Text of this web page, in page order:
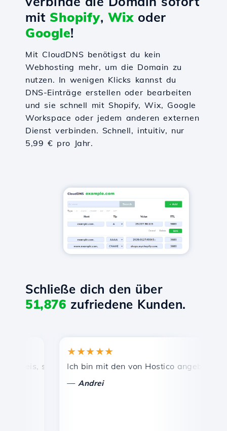
mit Shopify, Wixoder
Google!
Mit CloudDNS benötigst du kein
Webhosting mehr, um die Domain zu
nutzen. In wenigen Klicks kannst du
DNS-Einträge erstellen oder bearbeiten
und sie schnell mit Shopify, Wix, Google
Workspace oder jedem anderen externen
Dienst verbinden. Schnell, intuitiv, nur
5,99 € pro Jahr.
Schließe dich den über
51,876 zufriedene Kunden.
schnelle und effiziente technische Unterstützung.
★★★★★
Ich bin mit den von Hostico angebotenen
Andrei